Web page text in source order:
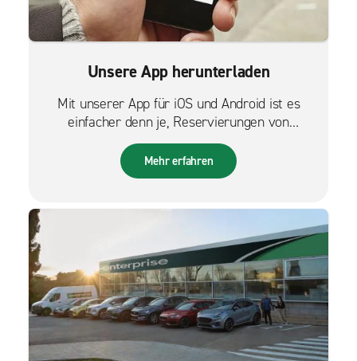
Unsere App herunterladen
Mit unserer App für iOS und Android ist es
einfacher denn je, Reservierungen von
unterwegs zu verwalten.
Mehr erfahren